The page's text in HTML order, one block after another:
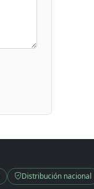
Distribución nacional